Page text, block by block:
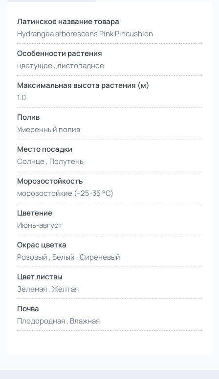
Латинское название товара
Hydrangea arborescens Pink Pincushion
Особенности растения
цветущее , листопадное
Максимальная высота растения (м)
1.0
Полив
Умеренный полив
Место посадки
Солнце , Полутень
Морозостойкость
морозостойкие (−25-35 °С)
Цветение
Июнь-август
Окрас цветка
Розовый , Белый , Сиреневый
Цвет листвы
Зеленая , Желтая
Почва
Плодородная , Влажная